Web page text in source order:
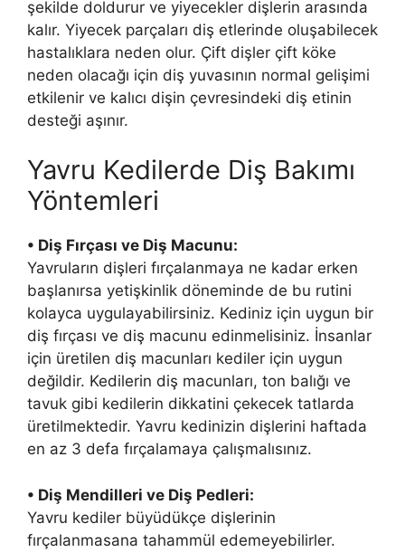
şekilde doldurur ve yiyecekler dişlerin arasında
kalır. Yiyecek parçaları diş etlerinde oluşabilecek
hastalıklara neden olur. Çift dişler çift köke
neden olacağı için diş yuvasının normal gelişimi
etkilenir ve kalıcı dişin çevresindeki diş etinin
desteği aşınır.
Yavru Kedilerde Diş Bakımı
Yöntemleri
• Diş Fırçası ve Diş Macunu:
Yavruların dişleri fırçalanmaya ne kadar erken
başlanırsa yetişkinlik döneminde de bu rutini
kolayca uygulayabilirsiniz. Kediniz için uygun bir
diş fırçası ve diş macunu edinmelisiniz. İnsanlar
için üretilen diş macunları kediler için uygun
değildir. Kedilerin diş macunları, ton balığı ve
tavuk gibi kedilerin dikkatini çekecek tatlarda
üretilmektedir. Yavru kedinizin dişlerini haftada
en az 3 defa fırçalamaya çalışmalısınız.
• Diş Mendilleri ve Diş Pedleri:
Yavru kediler büyüdükçe dişlerinin
fırçalanmasana tahammül edemeyebilirler.